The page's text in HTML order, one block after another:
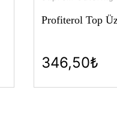
Profiterol Top
346,50₺